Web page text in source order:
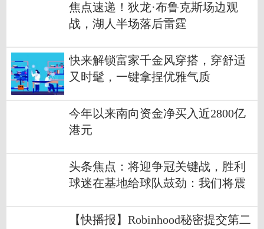
焦点速递！狄龙·布鲁克斯场边观
战，湖人半场落后雷霆
快来解锁富家千金风穿搭，穿舒适
又时髦，一键拿捏优雅气质
今年以来南向资金净买入近2800亿
港元
头条焦点：将迎争冠关键战，胜利
球迷在基地给球队鼓劲：我们将震
【快播报】Robinhood秘密提交第二